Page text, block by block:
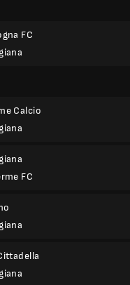
FC
Calcio
FC